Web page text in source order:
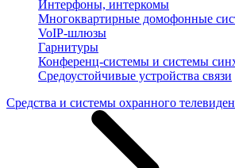
Интерфоны, интеркомы
Многоквартирные домофонные
VoIP-шлюзы
Гарнитуры
Конференц-системы и системы
Средоустойчивые устройства связи
Средства и системы охранного